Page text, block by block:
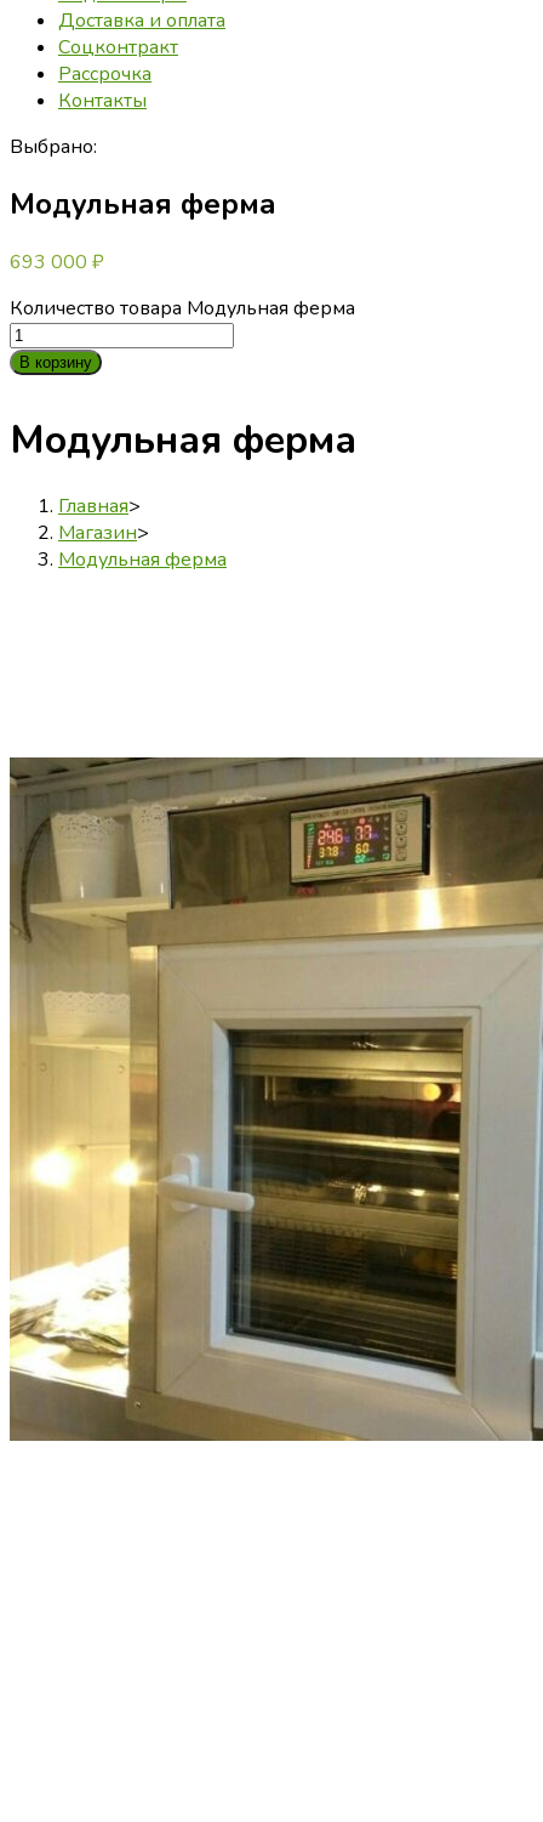
Доставка и оплата
Соцконтракт
Рассрочка
Контакты
Выбрано:
Модульная ферма
693 000 ₽
Количество товара Модульная ферма
В корзину
Модульная ферма
Главная>
Магазин>
Модульная ферма